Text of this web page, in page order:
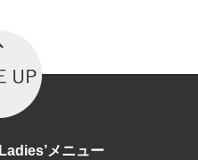
Ladies’メニュー